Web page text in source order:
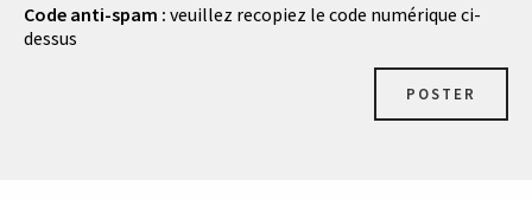
Code anti-spam : veuillez recopiez le code numérique ci-
dessus
POSTER